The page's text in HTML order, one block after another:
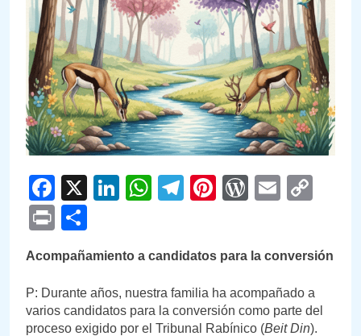
Facebook
X LinkedIn
WhatsApp
Telegram
PinterestEmail
Print
Acompañamiento a candidatos para la conversión
P: Durante años, nuestra familia ha acompañado a
varios candidatos para la conversión como parte del
proceso exigido por el Tribunal Rabínico (Beit Din).